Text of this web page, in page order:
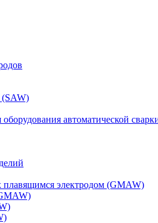
(SAW)
автоматической
плавящимся электродом (GMAW)